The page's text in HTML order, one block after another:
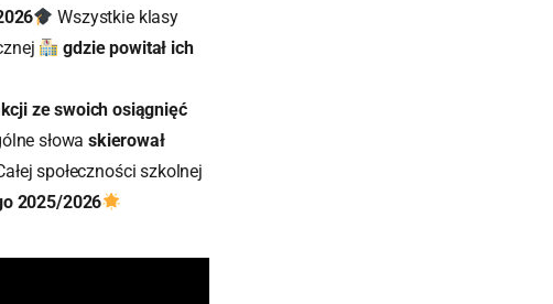
Wszystkie klasy
gdzie powitał ich
ze swoich osiągnięć
słowaskierował
społeczności szkolnej
2025/2026